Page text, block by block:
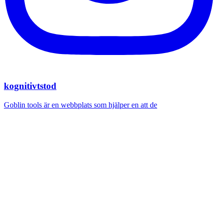
kognitivtstod
Goblin tools är en webbplats som hjälper en att de